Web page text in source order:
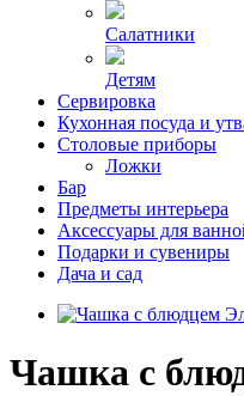
Салатники
Детям
Сервировка
Кухонная посуда и
Столовые приборы
Ложки
Бар
Предметы интерьера
Аксессуары для
Подарки и сувениры
Дача и сад
Чашка с